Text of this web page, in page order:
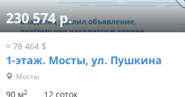
230 574 р.
≈ 78 464 $
1-этаж. Мосты, ул. Пушкина
Мосты
90 м2 12 соток